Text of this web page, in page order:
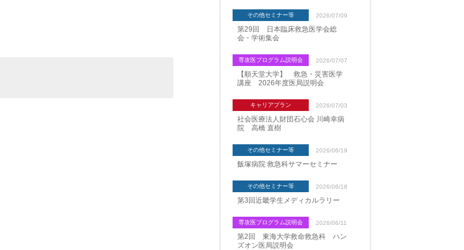
その他セミナー等 2026/07/09
第29回 日本臨床救急医学会総
会・学術集会
専攻医プログラム説明会 2026/07/07
【順天堂大学】 救急・災害医学
講座 2026年度医局説明会
キャリアプラン 2026/07/03
社会医療法人財団石心会 川崎幸病
院 高橋 直樹
その他セミナー等 2026/06/19
飯塚病院 救急科サマーセミナー
その他セミナー等 2026/06/18
第3回近畿学生メディカルラリー
専攻医プログラム説明会 2026/06/11
第2回 東海大学救命救急科 ハン
ズオン医局説明会